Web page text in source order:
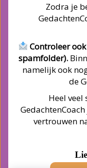
Zodra je
Controleer
spamfolder).
namelijk ook
de
Heel veel
vertrouwen